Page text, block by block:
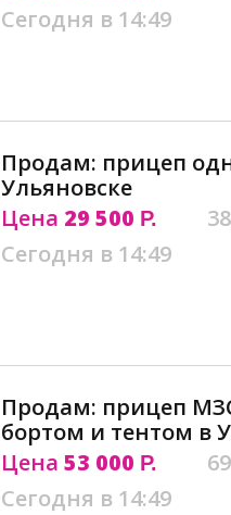
Сегодня в 14:49
Продам: прицеп
Ульяновске
Цена 29 500 Р.
Сегодня в 14:49
Продам: прицеп
бортом и тентом в
Цена 53 000 Р.
Сегодня в 14:49